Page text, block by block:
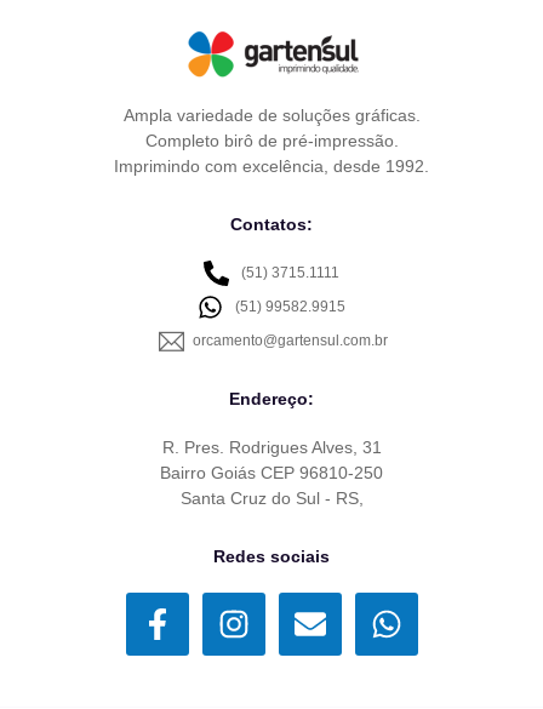
Ampla variedade de soluções gráficas.
Completo birô de pré-impressão.
Imprimindo com excelência, desde 1992.
Contatos:
(51) 3715.1111
(51) 99582.9915
orcamento@gartensul.com.br
Endereço:
R. Pres. Rodrigues Alves, 31
Bairro Goiás CEP 96810-250
Santa Cruz do Sul - RS,
Redes sociais